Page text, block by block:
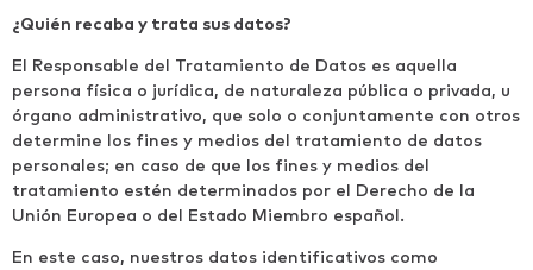
¿Quién recaba y trata sus datos?
El Responsable del Tratamiento de Datos es aquella
persona física o jurídica, de naturaleza pública o privada, u
órgano administrativo, que solo o conjuntamente con otros
determine los fines y medios del tratamiento de datos
personales; en caso de que los fines y medios del
tratamiento estén determinados por el Derecho de la
Unión Europea o del Estado Miembro español.
En este caso, nuestros datos identificativos como